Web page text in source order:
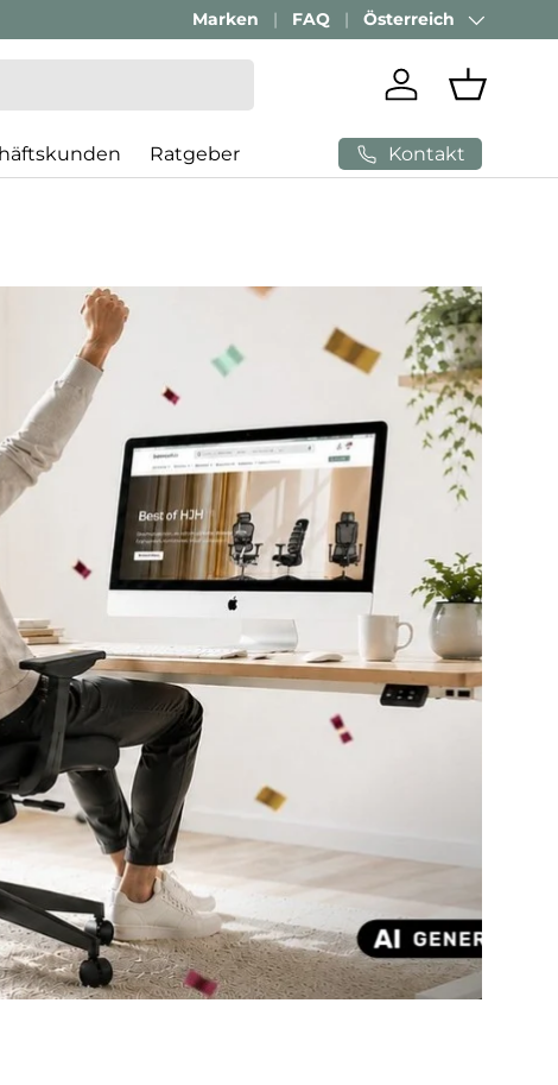
Marken FAQ Land/Region
Österreich
Einloggen
Ratgeber Kontakt
4